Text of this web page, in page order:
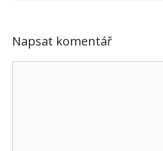
Napsat komentář